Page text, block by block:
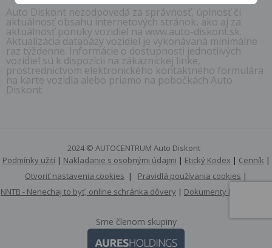
Auto Diskont nezodpovedá za správnosť, úplnosť či
aktuálnosť obsahu internetových stránok, ako aj za
aktuálnosť ponuky vozidiel na www.auto-diskont.sk.
Aktualizácia databázy vozidiel je vykonávaná minimálne
raz týždenne. Informácie o dostupnosti jednotlivých
vozidiel sú k dispozícii na zákazníckej linke,
prostredníctvom elektronického kontaktného formulára
na karte vozidla alebo priamo na pobočkách Auto
Diskont.
2024 © AUTOCENTRUM Auto Diskont
Podmínky užití| Nakladanie s osobnými údajmi | Etický Kodex | Cenník |
Otvoriť nastavenia cookies | Pravidlá používania cookies |
NNTB - Nenechaj to byť, online schránka dôvery | Dokumenty k stiahnutiu
Sme členom skupiny